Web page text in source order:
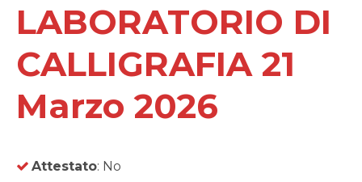
LABORATORIO DI
CALLIGRAFIA 21
Marzo 2026
Attestato: No